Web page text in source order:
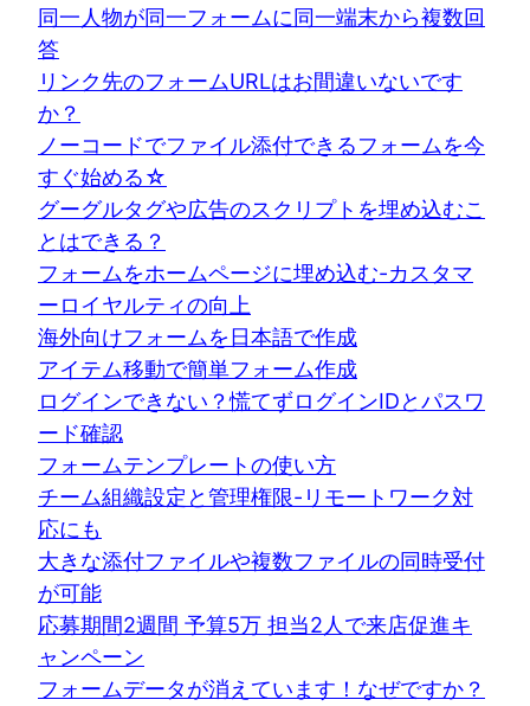
同一人物が同一フォームに同一端末から複数回
答
リンク先のフォームURLはお間違いないです
か？
ノーコードでファイル添付できるフォームを今
すぐ始める☆
グーグルタグや広告のスクリプトを埋め込むこ
とはできる？
フォームをホームページに埋め込む-カスタマ
ーロイヤルティの向上
海外向けフォームを日本語で作成
アイテム移動で簡単フォーム作成
ログインできない？慌てずログインIDとパスワ
ード確認
フォームテンプレートの使い方
チーム組織設定と管理権限-リモートワーク対
応にも
大きな添付ファイルや複数ファイルの同時受付
が可能
応募期間2週間 予算5万 担当2人で来店促進キ
ャンペーン
フォームデータが消えています！なぜですか？